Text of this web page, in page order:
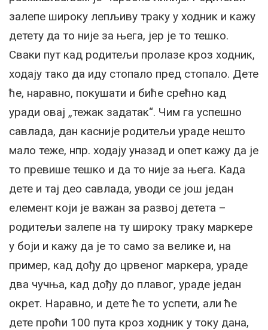
залепе широку лепљиву траку у ходник и кажу
детету да то није за њега, јер је то тешко.
Сваки пут кад родитељи пролазе кроз ходник,
ходају тако да иду стопало пред стопало. Дете
ће, наравно, покушати и биће срећно кад
уради овај „тежак задатак“. Чим га успешно
савлада, дан касније родитељи ураде нешто
мало теже, нпр. ходају уназад и опет кажу да је
то превише тешко и да то није за њега. Када
дете и тај део савлада, уводи се још један
елемент који је важан за развој детета –
родитељи залепе на ту широку траку маркере
у боји и кажу да је то само за велике и, на
пример, кад дођу до црвеног маркера, ураде
два чучња, кад дођу до плавог, ураде један
окрет. Наравно, и дете ће то успети, али ће
дете проћи 100 пута кроз ходник у току дана,